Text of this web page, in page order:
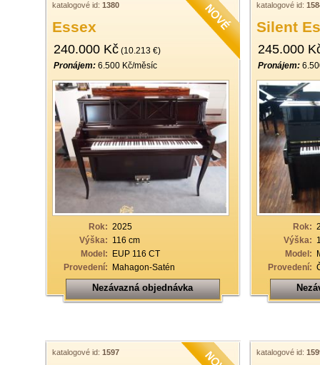
katalogové id: 1380
Essex
240.000 Kč (10.213 €)
Pronájem: 6.500 Kč/měsíc
Rok: 2025
Výška: 116 cm
Model: EUP 116 CT
Provedení: Mahagon-Satén
Nezávazná objednávka
katalogové id:
Silent
245.000
Pronájem:
Rok:
Výška:
Model:
Provedení:
katalogové id: 1597 katalogové id: